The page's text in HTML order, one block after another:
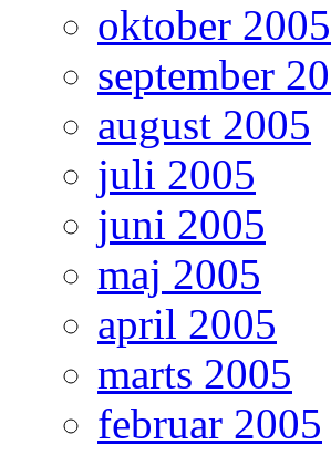
oktober 2005
september
august 2005
juli 2005
juni 2005
maj 2005
april 2005
marts 2005
februar 2005